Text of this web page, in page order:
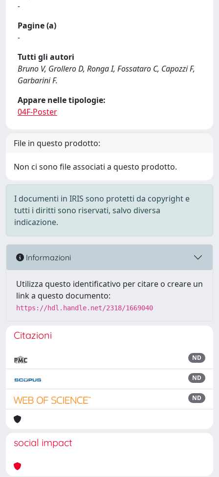
-
Pagine (a)
-
Tutti gli autori
Bruno V, Grollero D, Ronga I, Fossataro C, Capozzi F,
Garbarini F.
Appare nelle tipologie:
04F-Poster
File in questo prodotto:
Non ci sono file associati a questo prodotto.
I documenti in IRIS sono protetti da copyright e
tutti i diritti sono riservati, salvo diversa
indicazione.
Informazioni
Utilizza questo identificativo per citare o creare un
link a questo documento:
https://hdl.handle.net/2318/1669040
Citazioni
ND
ND
ND
social impact